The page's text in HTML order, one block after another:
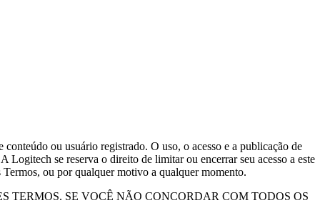
ou usuário registrado. O uso, o acesso e a publicação de
Logitech se reserva o direito de limitar ou encerrar seu acesso a este
ou por qualquer motivo a qualquer momento.
TERMOS. SE VOCÊ NÃO CONCORDAR COM TODOS OS